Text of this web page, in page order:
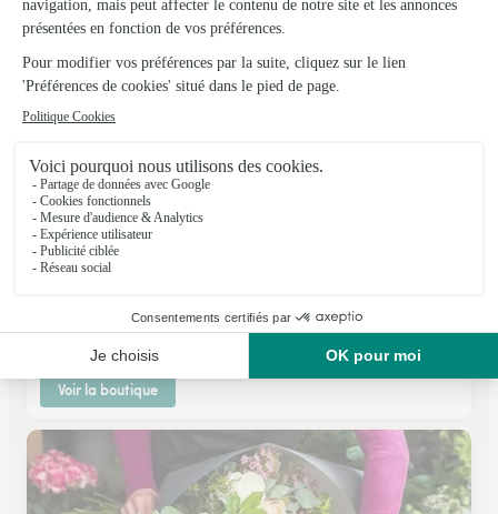
Voir la boutique
Au Bois Fleuri
★★★★★ 4.3 (6)
1, place de l'église Collégiale
Voir la boutique